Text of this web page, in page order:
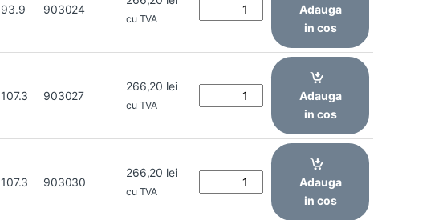
93.9 903024
cu TVA
Adauga
in cos
107.3 903027
266,20 lei
cu TVA
Adauga
in cos
107.3 903030
266,20 lei
cu TVA
Adauga
in cos